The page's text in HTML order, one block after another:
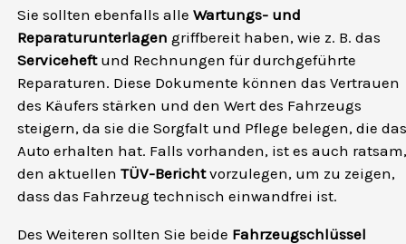
Sie sollten ebenfalls alle Wartungs- und
Reparaturunterlagen griffbereit haben, wie z. B. das
Serviceheftund Rechnungen für durchgeführte
Reparaturen. Diese Dokumente können das Vertrauen
des Käufers stärken und den Wert des Fahrzeugs
steigern, da sie die Sorgfalt und Pflege belegen, die das
Auto erhalten hat. Falls vorhanden, ist es auch ratsam,
den aktuellen TÜV-Berichtvorzulegen, um zu zeigen,
dass das Fahrzeug technisch einwandfrei ist.
Des Weiteren sollten Sie beide Fahrzeugschlüssel